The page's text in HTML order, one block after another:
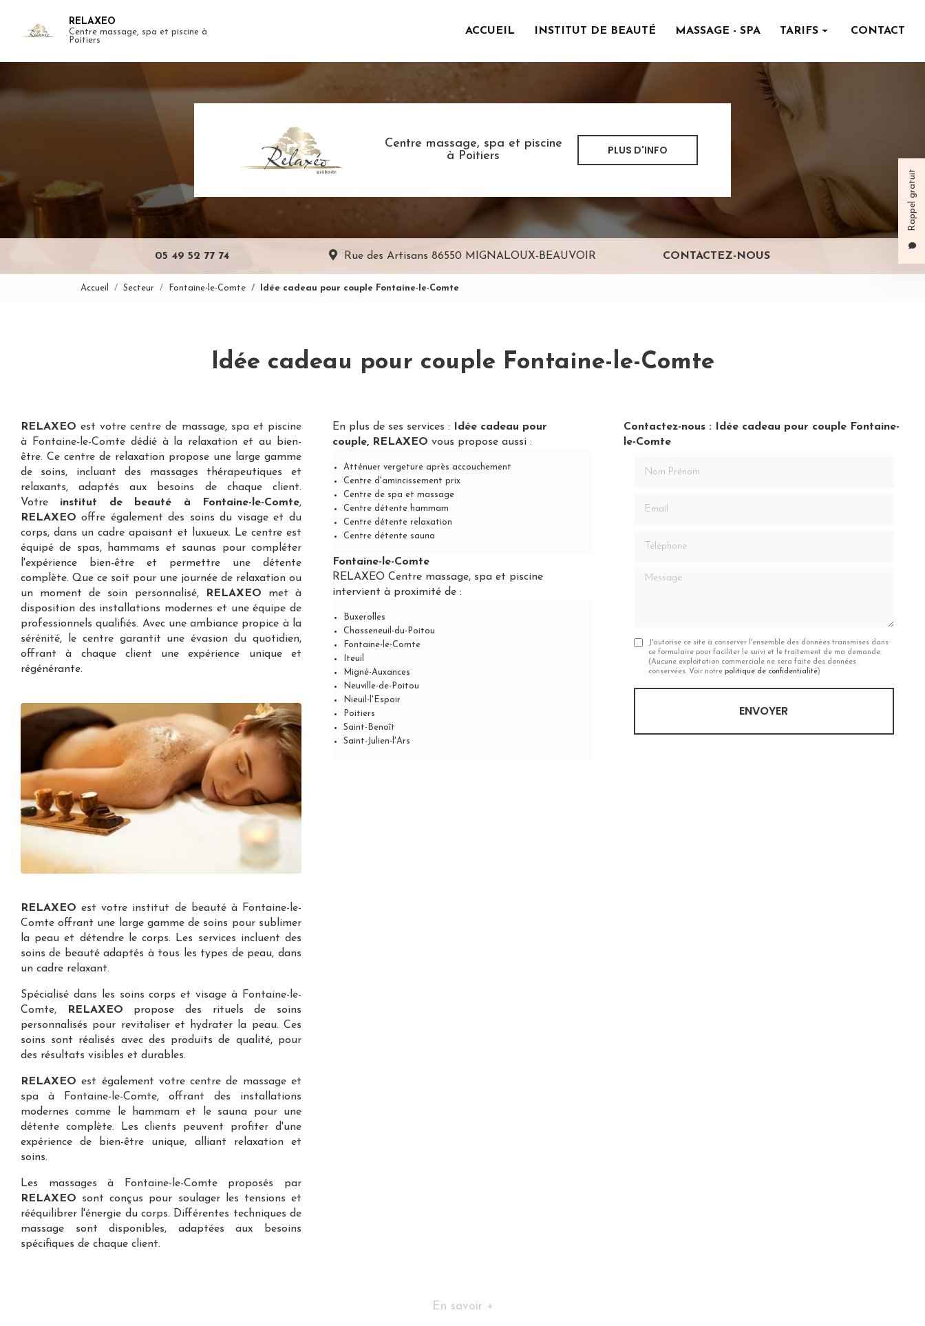
contenu
RELAXEO
Centre massage, spa et piscine à
Poitiers
Rappel gratuit
ACCUEIL INSTITUT DE BEAUTÉ MASSAGE - SPA TARIFS
Massage - spa
CONTACT
Centre massage, spa et piscine
à Poitiers
PLUS D'INFO
05 49 52 77 74 Rue des Artisans 86550 MIGNALOUX-BEAUVOIR CONTACTEZ-NOUS
Accueil Secteur Fontaine-le-Comte Idée cadeau pour couple Fontaine-le-Comte
Idée cadeau pour couple Fontaine-le-Comte
RELAXEO est votrecentre de massage, spa et piscine
à Fontaine-le-Comtedédié à la relaxation et au bien-
être. Ce centre de relaxation propose une large gamme
de soins, incluant des massages thérapeutiques et
relaxants, adaptés aux besoins de chaque client.
Votre institut de beauté à Fontaine-le-Comte,
RELAXEO offre également des soins du visage et du
corps, dans un cadre apaisant et luxueux. Le centre est
équipé de spas, hammams et saunas pour compléter
l'expérience bien-être et permettre une détente
complète. Que ce soit pour une journée de relaxation ou
un moment de soin personnalisé,RELAXEO met à
disposition des installations modernes et une équipe de
professionnels qualifiés. Avec une ambiance propice à la
sérénité, le centre garantit une évasion du quotidien,
offrant à chaque client une expérience unique et
régénérante.
RELAXEO est votre institut de beauté à Fontaine-le-
Comte offrant une large gamme de soins pour sublimer
la peau et détendre le corps. Les services incluent des
soins de beauté adaptés à tous les types de peau, dans
un cadre relaxant.
Spécialisé dans les soins corps et visage à Fontaine-le-
Comte, RELAXEO propose des rituels de soins
personnalisés pour revitaliser et hydrater la peau. Ces
soins sont réalisés avec des produits de qualité, pour
des résultats visibles et durables.
RELAXEO est également votrecentre de massage et
spa à Fontaine-le-Comte, offrant des installations
modernes comme le hammam et le sauna pour une
détente complète. Les clients peuvent profiter d'une
expérience de bien-être unique, alliant relaxation et
soins.
Les massages à Fontaine-le-Comteproposés par
RELAXEO sont conçus pour soulager les tensions et
rééquilibrer l'énergie du corps. Différentes techniques de
massage sont disponibles, adaptées aux besoins
spécifiques de chaque client.
En plus de ses services :
Idée cadeau pour
couple, RELAXEO vous propose aussi :
Atténuer vergeture après accouchement
Centre d'amincissement prix
Centre de spa et massage
Centre détente hammam
Centre détente relaxation
Centre détente sauna
Fontaine-le-Comte
RELAXEO Centre massage, spa et piscine
intervient à proximité de :
Buxerolles
Chasseneuil-du-Poitou
Fontaine-le-Comte
Iteuil
Migné-Auxances
Neuville-de-Poitou
Nieuil-l'Espoir
Poitiers
Saint-Benoît
Saint-Julien-l'Ars
Contactez-nous : Idée cadeau pour couple Fontaine-
le-Comte
Message
J'autorise ce site à conserver l'ensemble des données transmises dans
ce formulaire pour faciliter le suivi et le traitement de ma demande.
(Aucune exploitation commerciale ne sera faite des données
conservées. Voir notre politique de confidentialité)
En savoir +